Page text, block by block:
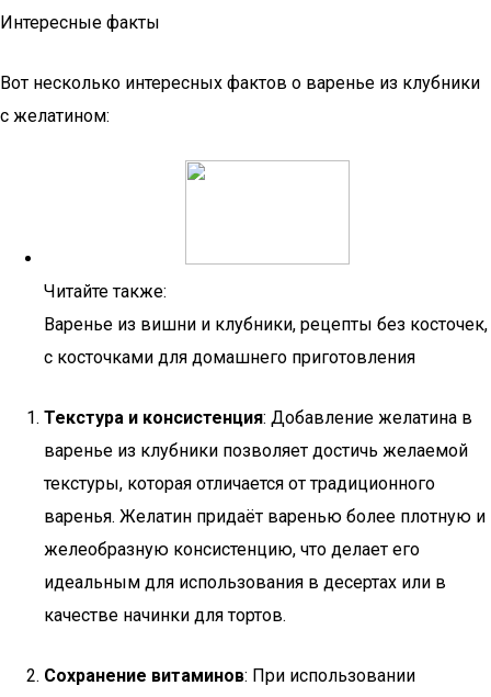
Интересные факты
Вот несколько интересных фактов о варенье из клубники
с желатином:
Читайте также:
Варенье из вишни и клубники, рецепты без косточек,
с косточками для домашнего приготовления
Текстура и консистенция: Добавление желатина в
варенье из клубники позволяет достичь желаемой
текстуры, которая отличается от традиционного
варенья. Желатин придаёт варенью более плотную и
желеобразную консистенцию, что делает его
идеальным для использования в десертах или в
качестве начинки для тортов.
Сохранение витаминов: При использовании